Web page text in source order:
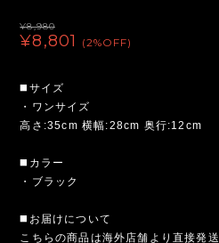
¥8,980
¥8,801 (2%OFF)
◼️サイズ
・ワンサイズ
高さ:35cm 横幅:28cm 奥行:12cm
◼️カラー
・ブラック
◼️お届けについて
こちらの商品は海外店舗より直接発送